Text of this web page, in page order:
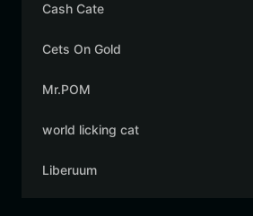
Cash Cate
Cets On Gold
Mr.POM
world licking cat
Liberuum